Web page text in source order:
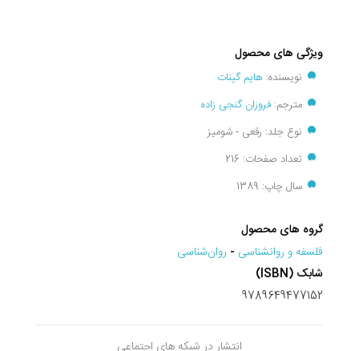
ویژگی های محصول
نویسنده: هایم گینات
مترجم: فروزان گنجی زاده
نوع جلد: رقعی - شومیز
تعداد صفحات: 216
سال چاپ: 1389
گروه های محصول
فلسفه و روانشناسی - روان‌شناسی
شابک (ISBN)
9789649477152
انتشار در شبکه های اجتماعی